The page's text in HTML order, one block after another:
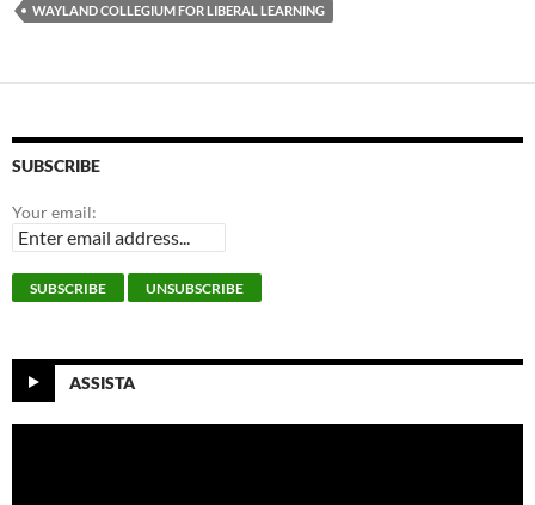
WAYLAND COLLEGIUM FOR LIBERAL LEARNING
SUBSCRIBE
Your email:
ASSISTA